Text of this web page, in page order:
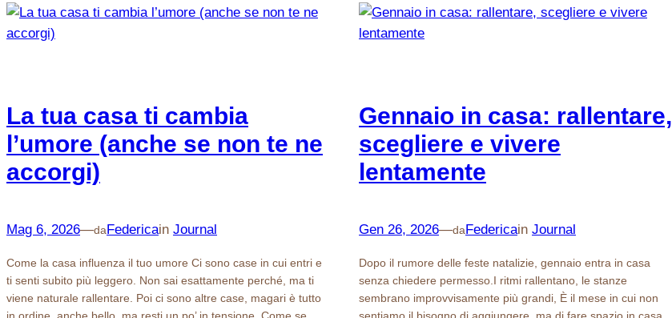
La tua casa ti cambia
l’umore (anche se non te ne
accorgi)
Mag 6, 2026—daFedericain Journal
Come la casa influenza il tuo umore Ci sono case in cui entri e
ti senti subito più leggero. Non sai esattamente perché, ma ti
viene naturale rallentare. Poi ci sono altre case, magari è tutto
in ordine, anche bello, ma resti un po’ in tensione. Come se
Gennaio in casa: rallentare,
scegliere e vivere
lentamente
Gen 26, 2026—daFedericain Journal
Dopo il rumore delle feste natalizie, gennaio entra in casa
senza chiedere permesso.I ritmi rallentano, le stanze
sembrano improvvisamente più grandi, È il mese in cui non
sentiamo il bisogno di aggiungere, ma di fare spazio in casa.